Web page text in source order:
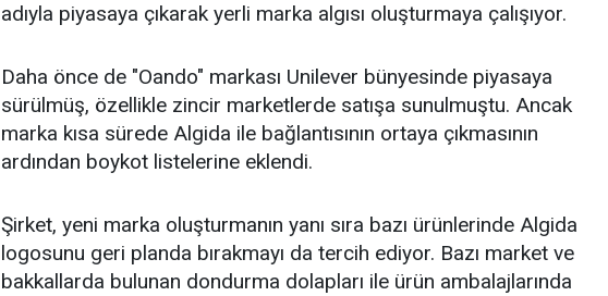
adıyla piyasaya çıkarak yerli marka algısı oluşturmaya çalışıyor.
Daha önce de "Oando" markası Unilever bünyesinde piyasaya
sürülmüş, özellikle zincir marketlerde satışa sunulmuştu. Ancak
marka kısa sürede Algida ile bağlantısının ortaya çıkmasının
ardından boykot listelerine eklendi.
Şirket, yeni marka oluşturmanın yanı sıra bazı ürünlerinde Algida
logosunu geri planda bırakmayı da tercih ediyor. Bazı market ve
bakkallarda bulunan dondurma dolapları ile ürün ambalajlarında